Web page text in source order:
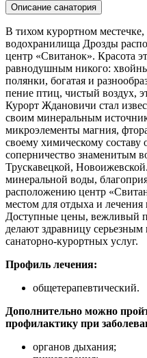
Описание санатория
В тихом курортном
водохранилища Дрозды
центр «Свитанок». Красота
равнодушным никого:
полянки, богатая и
пение птиц, чистый воздух,
Курорт Ждановичи стал
своим минеральным
микроэлементы магния,
своему химическому составу
соперничество знаменитым
Трускавецкой,
минеральной воды,
расположению центр
местом для отдыха и лечения
Доступные цены, вежливый
делают здравницу
санаторно-курортных услуг.
Профиль лечения:
общетерапевтический.
Дополнительно можно
профилактику при
органов дыхания;